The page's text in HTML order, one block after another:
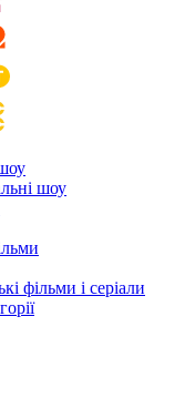
шоу
фільми і серіали